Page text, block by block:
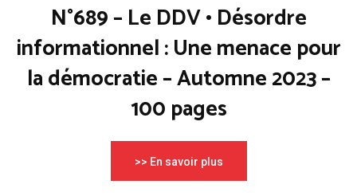
N°689 – Le DDV • Désordre
informationnel : Une menace pour
la démocratie – Automne 2023 –
100 pages
>> En savoir plus